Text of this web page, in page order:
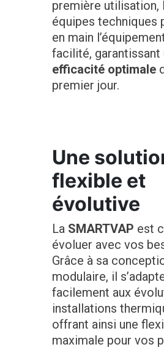
première utilisation,
équipes techniques
en main
facilité, garantissant
efficacité optimale
premier jour.
Une
flexible et
évolutive
La SMARTVAP est
évoluer avec vos
Grâce à sa
modulaire, il
facilement aux
installations
offrant ainsi une
maximale pour vos